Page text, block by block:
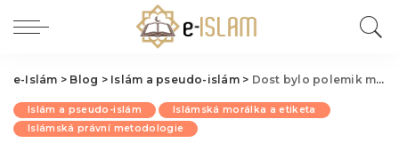
e-Islám > Blog > Islám a pseudo-islám> Dost bylo polemik mezi muslimy, díl iii.: Omezte debaty na nutnou mez
Islám a pseudo-islám
Islámská morálka a etiketa
Islámská právní metodologie